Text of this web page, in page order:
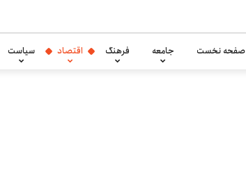
صفحه نخست جامعه فرهنگ اقتصاد سیاست